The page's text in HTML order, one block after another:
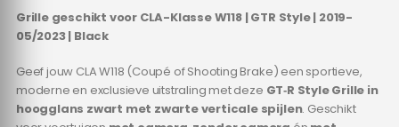
Grille geschikt voor CLA-Klasse W118 | GTR Style | 2019-
05/2023 | Black
Geef jouw CLA W118 (Coupé of Shooting Brake) een sportieve,
moderne en exclusieve uitstraling met deze GT‑R Style Grille in
hoogglans zwart met zwarte verticale spijlen. Geschikt